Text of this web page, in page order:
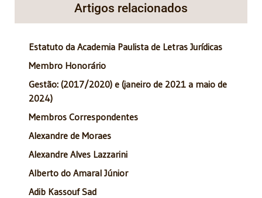
Artigos relacionados
Estatuto da Academia Paulista de Letras Jurídicas
Membro Honorário
Gestão: (2017/2020) e (janeiro de 2021 a maio de
2024)
Membros Correspondentes
Alexandre de Moraes
Alexandre Alves Lazzarini
Alberto do Amaral Júnior
Adib Kassouf Sad